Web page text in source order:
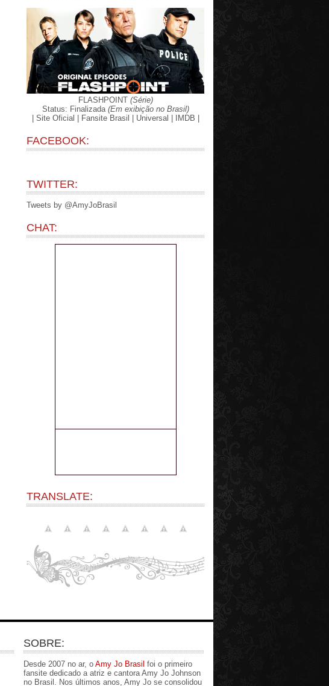
FLASHPOINT (Série)
Status: Finalizada (Em exibição no Brasil)
| Site Oficial |
Fansite Brasil | Universal | IMDB |
FACEBOOK:
TWITTER:
Tweets by @AmyJoBrasil
CHAT:
TRANSLATE:
SOBRE:
Desde 2007 no ar, o Amy Jo Brasil foi o primeiro
fansite dedicado a atriz e cantora Amy Jo Johnson
no Brasil. Nos últimos anos, Amy Jo se consolidou